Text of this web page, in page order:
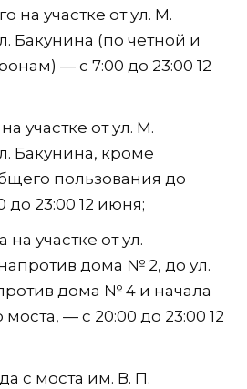
на участке от ул. М.
Бакунина (по четной и
— с 7:00 до 23:00 12
участке от ул. М.
Бакунина, кроме
пользования до
до 23:00 12 июня;
на участке от ул.
дома № 2, до ул.
дома № 4 и начала
— с 20:00 до 23:00 12
с моста им. В. П.